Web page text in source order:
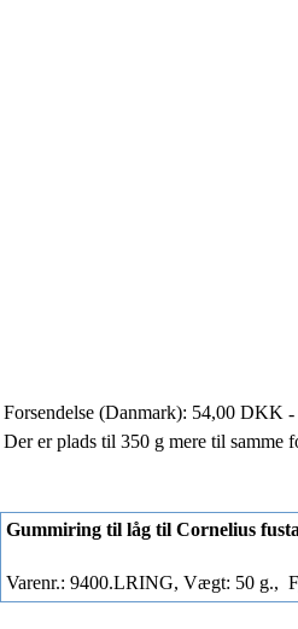
Forsendelse (Danmark): 54,00 DKK -
Der er plads til 350 g mere til samme
Gummiring til låg til Cornelius
Varenr.: 9400.LRING, Vægt: 50 g.,